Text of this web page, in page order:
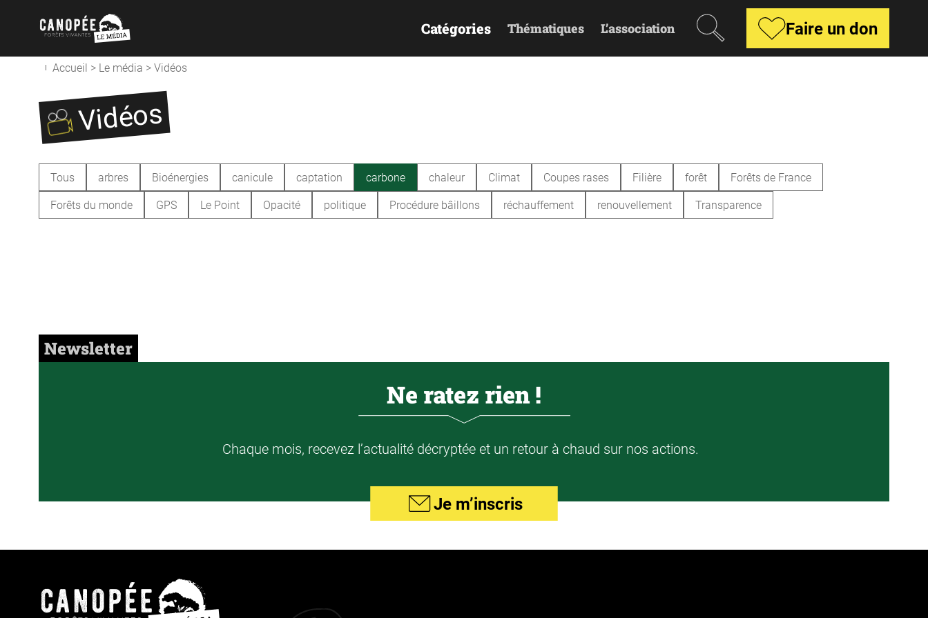
Catégories Thématiques L’association
Recherche
Faire un don
Accueil > Le média >Vidéos
Vidéos
Tous arbres Bioénergies canicule captation carbone chaleur Climat Coupes rases Filière forêt
Forêts de France
Forêts du monde
GPS Le Point Opacité politique Procédure bâillons réchauffement renouvellement Transparence
Newsletter
Ne ratez rien !
Chaque mois, recevez l’actualité décryptée et un retour à chaud sur nos actions.
Je m’inscris